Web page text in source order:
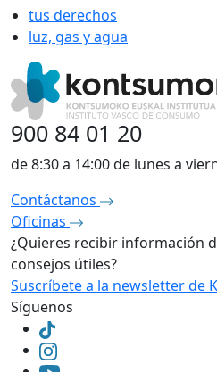
tus derechos
luz, gas y agua
900 84 01 20
de 8:30 a 14:00 de lunes a
Contáctanos
Oficinas
¿Quieres recibir información
consejos útiles?
Suscríbete a la newsletter de
Síguenos